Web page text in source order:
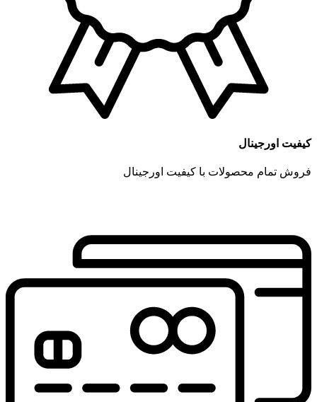
کیفیت اورجینال
فروش تمام محصولات با کیفیت اورجینال